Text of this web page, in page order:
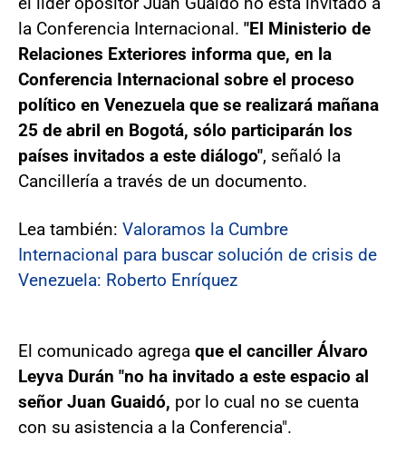
la Conferencia Internacional. "El Ministerio de
Relaciones Exteriores informa que, en la
Conferencia Internacional sobre el proceso
político en Venezuela que se realizará mañana
25 de abril en Bogotá, sólo participarán los
países invitados a este diálogo", señaló la
Cancillería a través de un documento.
Lea también: Valoramos la Cumbre
Internacional para buscar solución de crisis de
Venezuela: Roberto Enríquez
El comunicado agrega que el canciller Álvaro
Leyva Durán "no ha invitado a este espacio al
señor Juan Guaidó, por lo cual no se cuenta
con su asistencia a la Conferencia".